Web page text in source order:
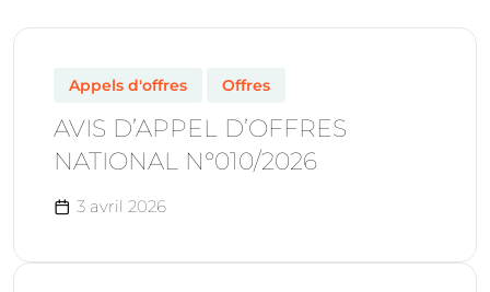
Appels d'offres Offres
AVIS D’APPEL D’OFFRES
NATIONAL N°010/2026
3 avril 2026